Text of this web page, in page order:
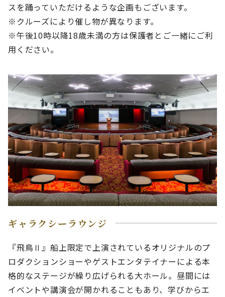
スを踊っていただけるような企画もございます。
※クルーズにより催し物が異なります。
※午後10時以降18歳未満の方は保護者とご一緒にご利
用ください。
ギャラクシーラウンジ
『飛鳥Ⅱ』船上限定で上演されているオリジナルのプ
ロダクションショーやゲストエンタテイナーによる本
格的なステージが繰り広げられる大ホール。昼間には
イベントや講演会が開かれることもあり、学びからエ